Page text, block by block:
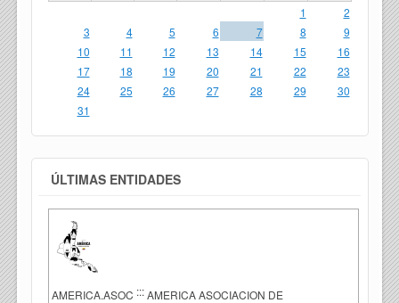
1
2
3
4 5 6 7 8
9
10
11 12 13 14 15
16
17
18 19 20 21 22
23
24
25 26 27 28 29
30
31
ÚLTIMAS ENTIDADES
AMERICA.ASOC ::: AMERICA ASOCIACION DE